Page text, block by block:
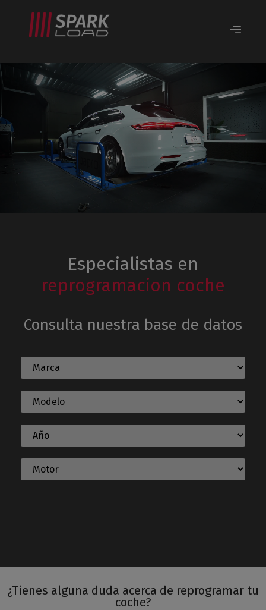
Especialistas en
reprogramacion coche
Consulta nuestra base de datos
¿Tienes alguna duda acerca de reprogramar tu
coche?